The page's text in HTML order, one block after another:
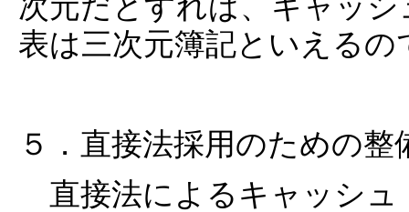
表は三次元簿記といえる
５．直接法採用のための整
直接法によるキャッシュ